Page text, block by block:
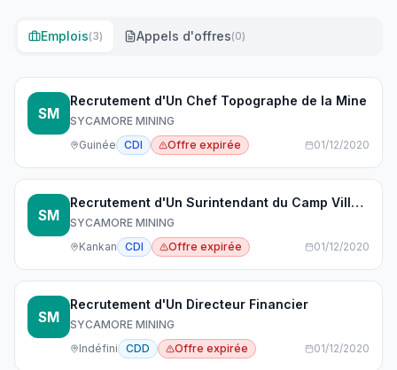
Emplois(3) Appels d'offres(0)
SM
Recrutement d'Un Chef Topographe de la Mine
SYCAMORE MINING
Guinée
CDI Offre expirée 01/12/2020
SM
Recrutement d'Un Surintendant du Camp Village
SYCAMORE MINING
Kankan
CDI Offre expirée 01/12/2020
SM
Recrutement d'Un Directeur Financier
SYCAMORE MINING
Indéfini
CDD Offre expirée 01/12/2020